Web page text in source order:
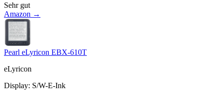
Sehr gut
Amazon →
Pearl eLyricon EBX-610T
eLyricon
Display: S/W-E-Ink